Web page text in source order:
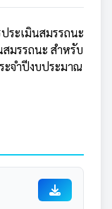
ระเมินสมรรถนะ
สมรรถนะ สำหรับ
ะจำปีงบประมาณ